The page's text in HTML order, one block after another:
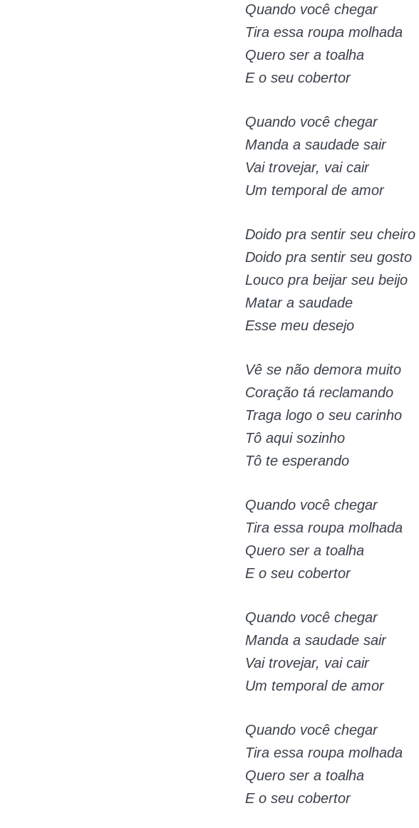
Quando você chegar
Tira essa roupa molhada
Quero ser a toalha
E o seu cobertor
Quando você chegar
Manda a saudade sair
Vai trovejar, vai cair
Um temporal de amor
Doido pra sentir seu cheiro
Doido pra sentir seu gosto
Louco pra beijar seu beijo
Matar a saudade
Esse meu desejo
Vê se não demora muito
Coração tá reclamando
Traga logo o seu carinho
Tô aqui sozinho
Tô te esperando
Quando você chegar
Tira essa roupa molhada
Quero ser a toalha
E o seu cobertor
Quando você chegar
Manda a saudade sair
Vai trovejar, vai cair
Um temporal de amor
Quando você chegar
Tira essa roupa molhada
Quero ser a toalha
E o seu cobertor